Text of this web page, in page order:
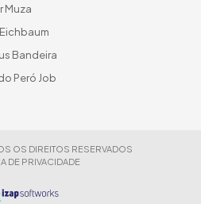
Muza
Bandeira
Peró Job
OS DIREITOS RESERVADOS
DE PRIVACIDADE